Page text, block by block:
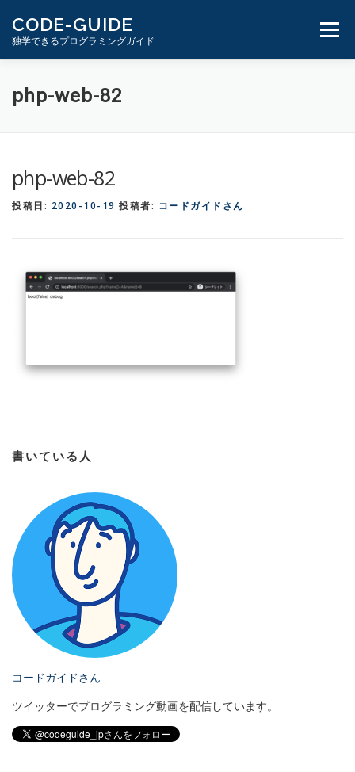
ン
CODE-GUIDE
独学できるプログラミングガイド
メニュ
１分動画とテキスト
php-web-82
php-web-82
投稿日: 2020-10-19 投稿者: コードガイドさん
書いている人
コードガイドさん
ツイッターでプログラミング動画を配信しています。